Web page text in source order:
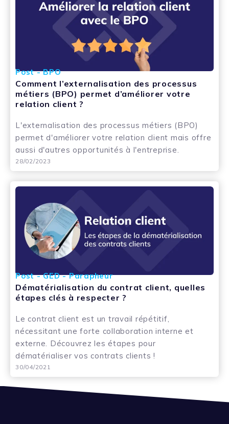
Post - BPO
Comment l’externalisation des processus
métiers (BPO) permet d’améliorer votre
relation client ?
L'externalisation des processus métiers (BPO)
permet d'améliorer votre relation client mais offre
aussi d'autres opportunités à l'entreprise.
28/02/2023
Post - GED - Parapheur
Dématérialisation du contrat client, quelles
étapes clés à respecter ?
Le contrat client est un travail répétitif,
nécessitant une forte collaboration interne et
externe. Découvrez les étapes pour
dématérialiser vos contrats clients !
30/04/2021